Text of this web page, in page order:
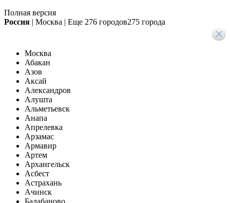
Полная версия
Россия | Москва | Еще 276 городов275 города
Москва
Абакан
Азов
Аксай
Александров
Алушта
Альметьевск
Анапа
Апрелевка
Арзамас
Армавир
Артем
Архангельск
Асбест
Астрахань
Ачинск
Балабаново